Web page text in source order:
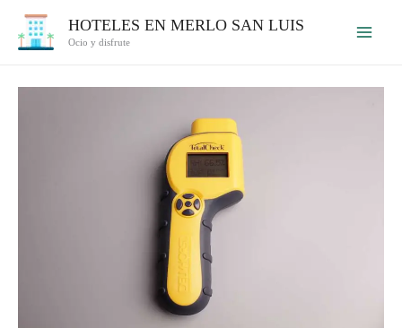
HOTELES EN MERLO SAN LUIS
Ocio y disfrute